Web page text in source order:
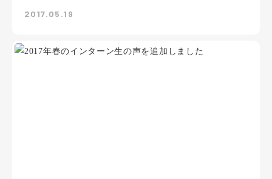
2017.05.19